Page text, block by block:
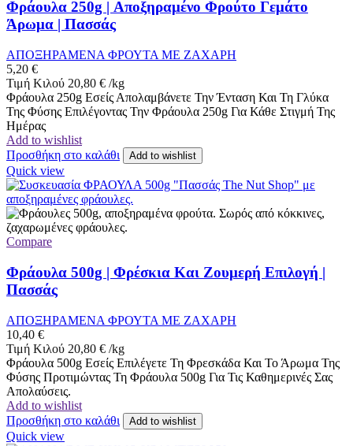
Φράουλα 250g | Αποξηραμένο Φρούτο Γεμάτο
Άρωμα | Πασσάς
ΑΠΟΞΗΡΑΜΕΝΑ ΦΡΟΥΤΑ ΜΕ ΖΑΧΑΡΗ
5,20 €
Τιμή Κιλού 20,80 € /kg
Φράουλα 250g Εσείς Απολαμβάνετε Την Ένταση Και Τη Γλύκα
Της Φύσης Επιλέγοντας Την Φράουλα 250g Για Κάθε Στιγμή Της
Ημέρας
Add to wishlist
Προσθήκη στο καλάθι
Add to wishlist
Quick view
Compare
Φράουλα 500g | Φρέσκια Και Ζουμερή Επιλογή |
Πασσάς
ΑΠΟΞΗΡΑΜΕΝΑ ΦΡΟΥΤΑ ΜΕ ΖΑΧΑΡΗ
10,40 €
Τιμή Κιλού 20,80 € /kg
Φράουλα 500g Εσείς Επιλέγετε Τη Φρεσκάδα Και Το Άρωμα Της
Φύσης Προτιμώντας Τη Φράουλα 500g Για Τις Καθημερινές Σας
Απολαύσεις.
Add to wishlist
Προσθήκη στο καλάθι
Add to wishlist
Quick view